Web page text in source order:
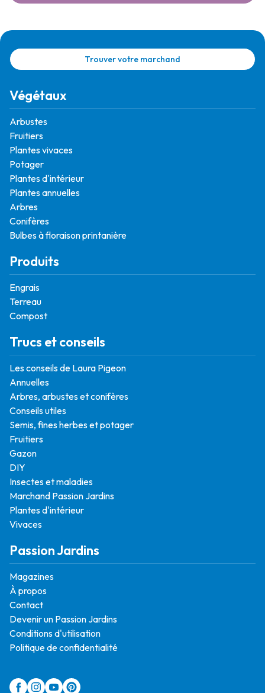
Trouver votre marchand
Végétaux
Arbustes
Fruitiers
Plantes vivaces
Potager
Plantes d'intérieur
Plantes annuelles
Arbres
Conifères
Bulbes à floraison printanière
Produits
Engrais
Terreau
Compost
Trucs et conseils
Les conseils de Laura Pigeon
Annuelles
Arbres, arbustes et conifères
Conseils utiles
Semis, fines herbes et potager
Fruitiers
Gazon
DIY
Insectes et maladies
Marchand Passion Jardins
Plantes d'intérieur
Vivaces
Passion Jardins
Magazines
À propos
Contact
Devenir un Passion Jardins
Conditions d'utilisation
Politique de confidentialité